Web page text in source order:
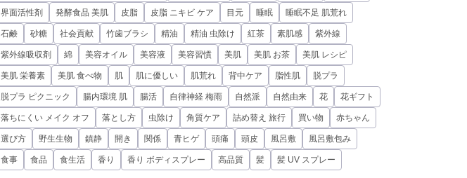
界面活性剤 発酵食品 美肌 皮脂 皮脂 ニキビ ケア 目元 睡眠 睡眠不足 肌荒れ
石鹸 砂糖 社会貢献 竹歯ブラシ 精油 精油 虫除け 紅茶 素肌感 紫外線
紫外線吸収剤 綿 美容オイル 美容液 美容習慣 美肌 美肌 お茶 美肌 レシピ
美肌 栄養素 美肌 食べ物 肌 肌に優しい 肌荒れ 背中ケア 脂性肌 脱プラ
脱プラ ピクニック 腸内環境 肌 腸活 自律神経 梅雨 自然派 自然由来 花 花ギフト
落ちにくい メイク オフ 落とし方 虫除け 角質ケア 詰め替え 旅行 買い物 赤ちゃん
選び方 野生生物 鎮静 開き 関係 青ヒゲ 頭痛 頭皮 風呂敷 風呂敷包み
食事 食品 食生活 香り 香り ボディスプレー 高品質 髪 髪 UV スプレー